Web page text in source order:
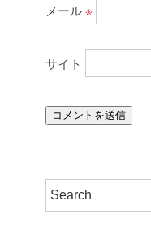
メール※
サイト